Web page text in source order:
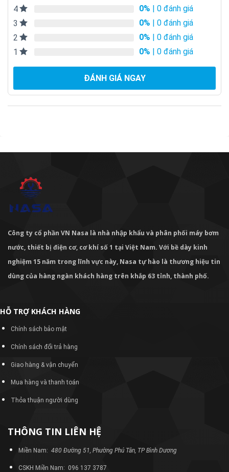
4
0% | 0 đánh giá
3
0% | 0 đánh giá
2
0% | 0 đánh giá
1
0% | 0 đánh giá
ĐÁNH GIÁ NGAY
Công ty cổ phần VN Nasa là nhà nhập khẩu và phân phối máy bơm
nước, thiết bị điện cơ, cơ khí số 1 tại Việt Nam. Với bề dày kinh
nghiệm 15 năm trong lĩnh vực này, Nasa tự hào là thương hiệu tin
dùng của hàng ngàn khách hàng trên khắp 63 tỉnh, thành phố.
HỖ TRỢ KHÁCH HÀNG
Chính sách bảo mật
Chính sách đổi trả hàng
Giao hàng & vận chuyển
Mua hàng và thanh toán
Thỏa thuận người dùng
THÔNG TIN LIÊN HỆ
Miền Nam: 480 Đường 51, Phường Phú Tân, TP Bình Dương
CSKH Miền Nam: 096 137 3787